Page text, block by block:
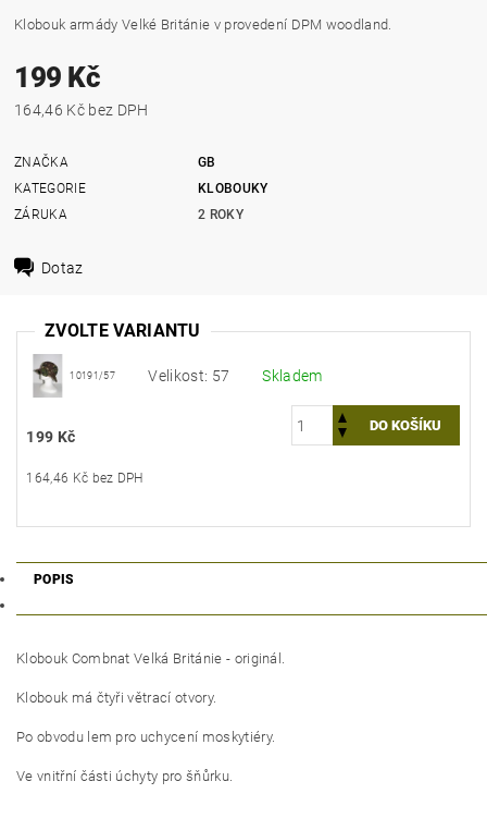
Klobouk armády Velké Británie v provedení DPM woodland.
199 Kč
164,46 Kč bez DPH
ZNAČKA
GB
KATEGORIE
KLOBOUKY
ZÁRUKA
2 ROKY
Dotaz
ZVOLTE VARIANTU
10191/57 Velikost: 57 Skladem
199 Kč
164,46 Kč bez DPH
POPIS
Klobouk Combnat Velká Británie - originál.
Klobouk má čtyři větrací otvory.
Po obvodu lem pro uchycení moskytiéry.
Ve vnitřní části úchyty pro šňůrku.